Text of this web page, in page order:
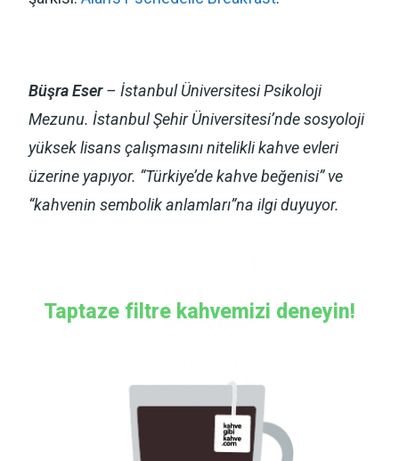
Büşra Eser– İstanbul Üniversitesi Psikoloji
Mezunu. İstanbul Şehir Üniversitesi’nde sosyoloji
yüksek lisans çalışmasını nitelikli kahve evleri
üzerine yapıyor. “Türkiye’de kahve beğenisi” ve
“kahvenin sembolik anlamları”na ilgi duyuyor.
Taptaze filtre kahvemizi deneyin!